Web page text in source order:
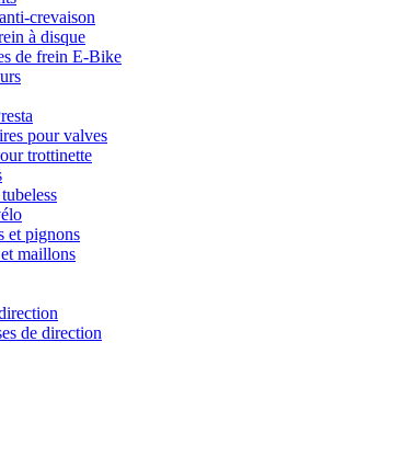
crevaison
à disque
de frein E-Bike
pour valves
trottinette
et pignons
maillons
de direction